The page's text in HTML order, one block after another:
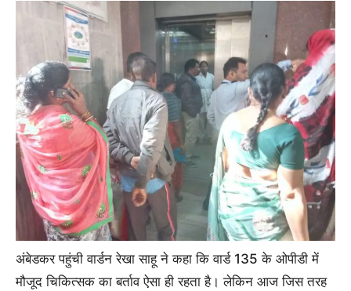
अंबेडकर पहुंची वार्डन रेखा साहू ने कहा कि वार्ड 135 के ओपीडी में
मौजूद चिकित्सक का बर्ताव ऐसा ही रहता है। लेकिन आज जिस तरह